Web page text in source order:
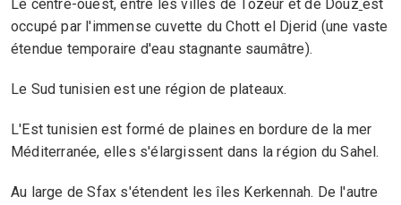
Le centre-ouest, entre les villes de Tozeur et de Douz est
occupé par l'immense cuvette du Chott el Djerid (une vaste
étendue temporaire d'eau stagnante saumâtre).
Le Sud tunisien est une région de plateaux.
L'Est tunisien est formé de plaines en bordure de la mer
Méditerranée, elles s'élargissent dans la région du Sahel.
Au large de Sfax s'étendent les îles Kerkennah. De l'autre